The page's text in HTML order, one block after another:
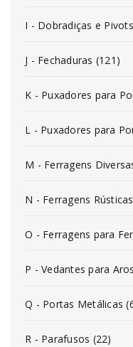
I - Dobradiças e
J - Fechaduras (121)
K - Puxadores para
L - Puxadores para
M - Ferragens
N - Ferragens
O - Ferragens para
P - Vedantes para
Q - Portas Metálicas
R - Parafusos (22)